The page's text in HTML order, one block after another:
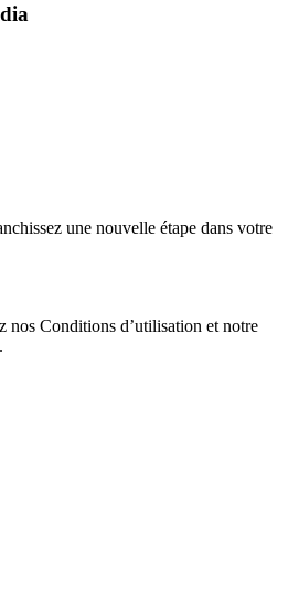
une nouvelle étape dans votre
nos Conditions d’utilisation et notre